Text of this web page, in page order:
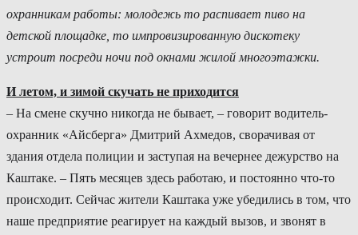
охранникам работы: молодежь то распивает пиво на
детской площадке, то импровизированную дискотеку
устроит посреди ночи под окнами жилой многоэтажки.
И летом, и зимой скучать не приходится
– На смене скучно никогда не бывает, – говорит водитель-
охранник «Айсберга» Дмитрий Ахмедов, сворачивая от
здания отдела полиции и заступая на вечернее дежурство на
Каштаке. – Пять месяцев здесь работаю, и постоянно что-то
происходит. Сейчас жители Каштака уже убедились в том, что
наше предприятие реагирует на каждый вызов, и звонят в